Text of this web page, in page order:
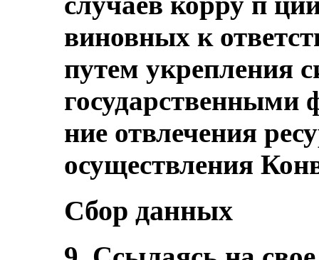
виновных к
путем укрепления
государственными
ние отвлечения
осуществления
Сбор данных